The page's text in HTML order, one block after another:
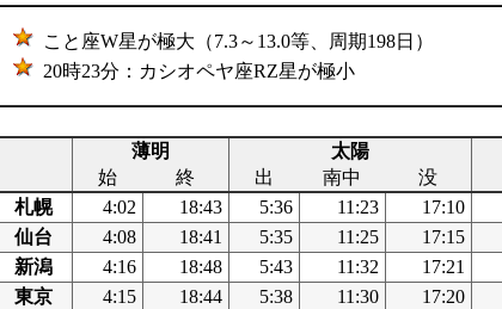
こと座W星が極大（7.3～13.0等、周期198日）
20時23分：カシオペヤ座RZ星が極小
薄明 太陽
始
終 出 南中 没
札幌
4:02 18:43 5:36 11:23 17:10
仙台
4:08 18:41 5:35 11:25 17:15
新潟
4:16 18:48 5:43 11:32 17:21
東京
4:15 18:44 5:38 11:30 17:20